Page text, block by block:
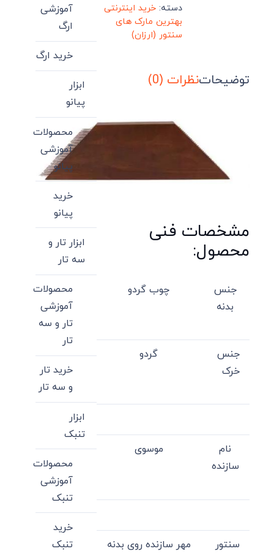
دسته:خرید اینترنتی
بهترین مارک های
سنتور (ارزان)
توضیحاتنظرات (0)
مشخصات فنی
محصول:
جنس
بدنه
چوب گردو
جنس
خرک
گردو
نام
سازنده
موسوی
سنتور
مهر سازنده روی بدنه
آموزشی
ارگ
خرید ارگ
ابزار
پیانو
محصولات
آموزشی
پیانو
خرید
پیانو
ابزار تار و
سه تار
محصولات
آموزشی
تار و سه
تار
خرید تار
و سه تار
ابزار
تنبک
محصولات
آموزشی
تنبک
خرید
تنبک